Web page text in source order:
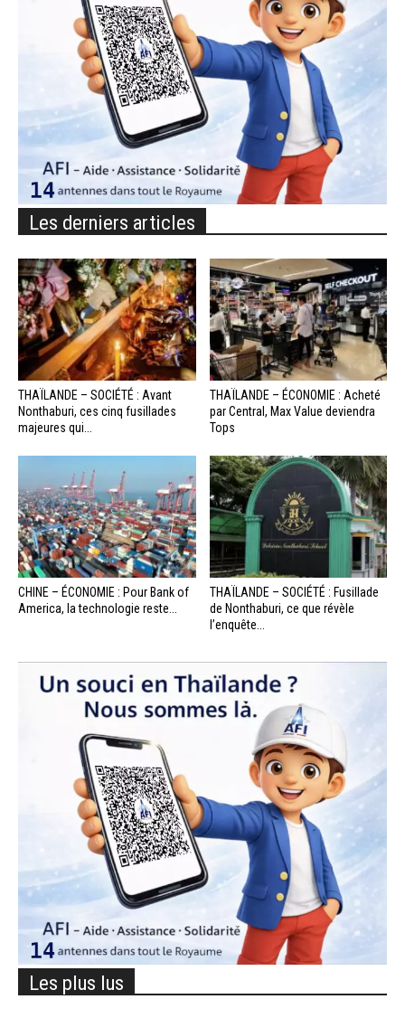
Les derniers articles
THAÏLANDE – SOCIÉTÉ : Avant
Nonthaburi, ces cinq fusillades
majeures qui...
THAÏLANDE – ÉCONOMIE : Acheté
par Central, Max Value deviendra
Tops
CHINE – ÉCONOMIE : Pour Bank of
America, la technologie reste...
THAÏLANDE – SOCIÉTÉ : Fusillade
de Nonthaburi, ce que révèle
l’enquête...
Les plus lus